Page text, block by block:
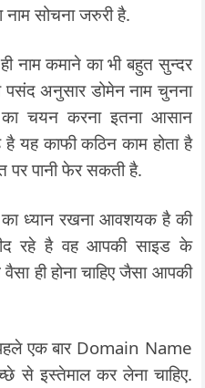
सोचना जरुरी है.
नाम कमाने का भी बहुत सुन्दर
अनुसार डोमेन नाम चुनना
चयन करना इतना आसान
यह काफी कठिन काम होता है
पर पानी फेर सकती है.
ध्यान रखना आवशयक है की
रहे है वह आपकी साइड के
ही होना चाहिए जैसा आपकी
एक बार Domain Name
से इस्तेमाल कर लेना चाहिए.